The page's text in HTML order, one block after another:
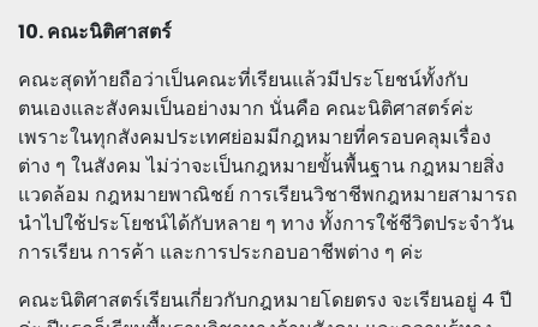
10. คณะนิติศาสตร์
คณะสุดท้ายถือว่าเป็นคณะที่เรียนแล้วมีประโยชน์ทั้งกับ
ตนเองและสังคมเป็นอย่างมาก นั่นคือ คณะนิติศาสตร์ค่ะ
เพราะในทุกสังคมประเทศย่อมมีกฎหมายที่ครอบคลุมเรื่อง
ต่าง ๆ ในสังคม ไม่ว่าจะเป็นกฎหมายขั้นพื้นฐาน กฎหมายสิ่ง
แวดล้อม กฎหมายพาณิชย์ การเรียนวิชาชีพกฎหมายสามารถ
นำไปใช้ประโยชน์ได้กับหลาย ๆ ทาง ทั้งการใช้ชีวิตประจำวัน
การเรียน การค้า และการประกอบอาชีพต่าง ๆ ค่ะ
คณะนิติศาสตร์เรียนเกี่ยวกับกฎหมายโดยตรง จะเรียนอยู่ 4 ปี